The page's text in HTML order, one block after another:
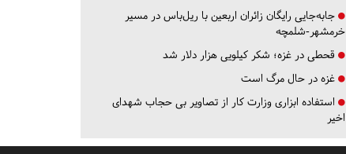
جابه‌جایی رایگان زائران اربعین با ریل‌باس در مسیر
خرمشهر-شلمچه
قحطی در غزه؛ شکر کیلویی هزار دلار شد
غزه در حال مرگ است
استفاده ابزاری وزارت کار از تصاویر بی حجاب شهدای
اخیر